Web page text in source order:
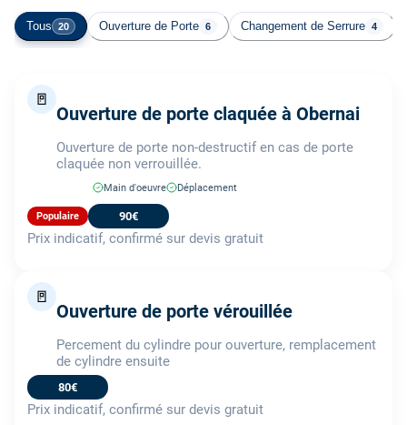
Tous 20 Ouverture de Porte 6 Changement de Serrure 4
🚪
Ouverture de porte claquée à Obernai
Ouverture de porte non-destructif en cas de porte
claquée non verrouillée.
Main d'oeuvre Déplacement
Populaire 90€
Prix indicatif, confirmé sur devis gratuit
🚪
Ouverture de porte vérouillée
Percement du cylindre pour ouverture, remplacement
de cylindre ensuite
80€
Prix indicatif, confirmé sur devis gratuit